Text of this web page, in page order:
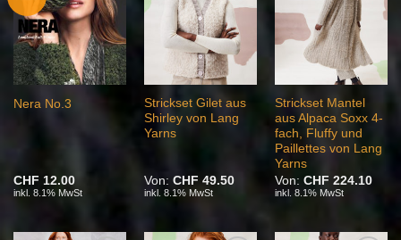
Wunschliste
Nera No.3
CHF 12.00
inkl. 8.1% MwSt
Wunschliste
Strickset Gilet aus
Shirley von Lang
Yarns
Von: CHF 49.50
inkl. 8.1% MwSt
Wunschliste
Strickset Mantel
aus Alpaca Soxx 4-
fach, Fluffy und
Paillettes von Lang
Yarns
Von: CHF 224.10
inkl. 8.1% MwSt